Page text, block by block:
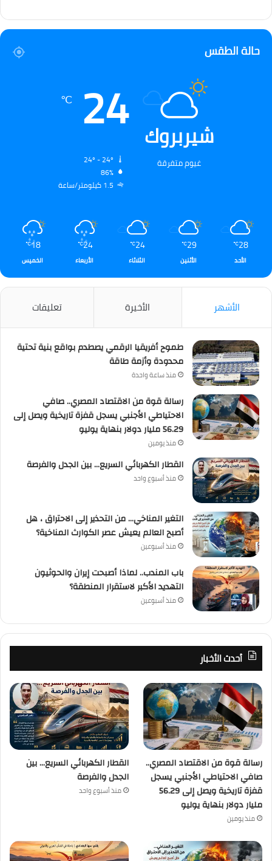
حالة الطقس
شيربروك
غيوم متفرقة
24
℃
86%
1.5 كيلومتر/ساعة
28
℃
الأحد
29
℃
الأثنين
24
℃
الثلاثاء
24
℃
الأربعاء
18
℃
الخميس
الأشهر الأخيرة تعليقات
طموح أفريقيا الرقمي يصطدم بواقع بنية تحتية
محدودة وأزمة طاقة
منذ ساعة واحدة
رسالة قوة من الاقتصاد المصري.. صافي
الاحتياطي الأجنبي يسجل قفزة تاريخية ويصل إلى
56.29 مليار دولار بنهاية يوليو
منذ يومين
القطار الكهربائي السريع… بين الجدل والفرصة
منذ أسبوع واحد
التغير المناخي… من التحذير إلى الاحتراق ، هل
أصبح العالم يعيش عصر الكوارث المناخية؟
منذ أسبوعين
باب المندب.. لماذا أصبحت إيران والحوثيون
التهديد الأكبر لاستقرار المنطقة؟
منذ أسبوعين
أحدث الأخبار
رسالة قوة من الاقتصاد المصري..
صافي الاحتياطي الأجنبي يسجل
قفزة تاريخية ويصل إلى 56.29
مليار دولار بنهاية يوليو
منذ يومين
القطار الكهربائي السريع… بين
الجدل والفرصة
منذ أسبوع واحد